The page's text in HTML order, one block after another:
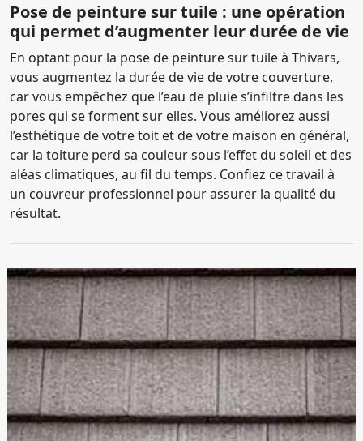
Pose de peinture sur tuile : une opération
qui permet d’augmenter leur durée de vie
En optant pour la pose de peinture sur tuile à Thivars,
vous augmentez la durée de vie de votre couverture,
car vous empêchez que l’eau de pluie s’infiltre dans les
pores qui se forment sur elles. Vous améliorez aussi
l’esthétique de votre toit et de votre maison en général,
car la toiture perd sa couleur sous l’effet du soleil et des
aléas climatiques, au fil du temps. Confiez ce travail à
un couvreur professionnel pour assurer la qualité du
résultat.